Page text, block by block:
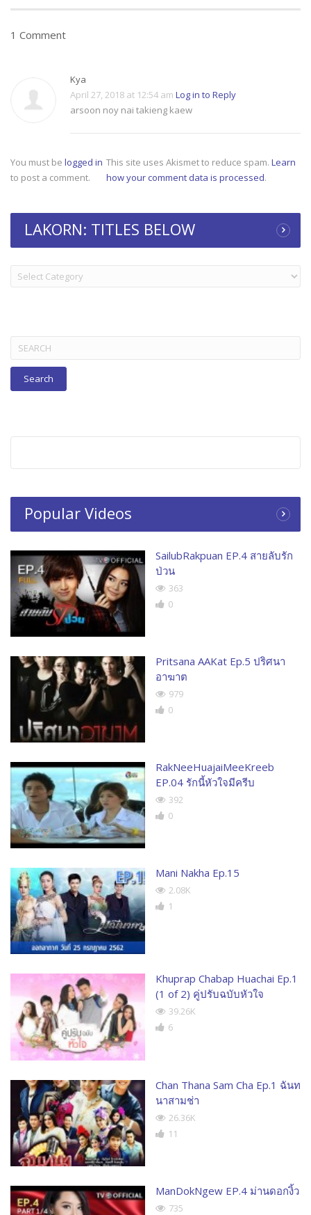
1 Comment
Kya
April 27, 2018 at 12:54 am Log in to Reply
arsoon noy nai takieng kaew
You must be logged in
to post a comment.
This site uses Akismet to reduce spam. Learn
how your comment data is processed.
LAKORN: TITLES BELOW
LAKORN:
TITLES
Search
for:
Popular Videos
SailubRakpuan EP.4 สายลับรัก
ป่วน
363
0
Pritsana AAKat Ep.5 ปริศนา
อาฆาต
979
0
RakNeeHuajaiMeeKreeb
EP.04 รักนี้หัวใจมีครีบ
392
0
Mani Nakha Ep.15
2.08K
1
Khuprap Chabap Huachai Ep.1
(1 of 2) คู่ปรับฉบับหัวใจ
39.26K
6
Chan Thana Sam Cha Ep.1 ฉันท
นาสามช่า
26.36K
11
ManDokNgew EP.4 ม่านดอกงิ้ว
735